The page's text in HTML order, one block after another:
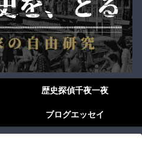
歴史探偵千夜一夜
ブログエッセイ